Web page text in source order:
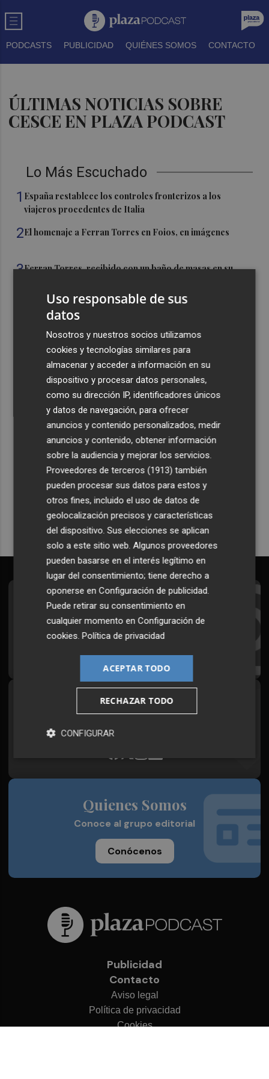
PODCASTS PUBLICIDAD QUIÉNES SOMOS CONTACTO
ÚLTIMAS NOTICIAS SOBRE
CESCE EN PLAZA PODCAST
Lo Más Escuchado
1 España restablece los controles fronterizos a los
viajeros procedentes de Italia
2El homenaje a Ferran Torres en Foios, en imágenes
3Ferran Torres, recibido con un baño de masas en su
Foios se vuelca con Ferran Torres
La serie murciana protagonizada por un conejo de
peluche malhablado y gamberro que triunfa en las
redes: así es 'Yván y Lolo'
Recibe toda la actualidad de
Plaza Podcast en tu correo
Quiero suscribirme
Suscríbete al Boletín
Todos los días a primera hora en tu email
¡Quiero suscribirme!
Síguenos en redes
Quienes Somos
Conoce al grupo editorial
Conócenos
Publicidad
Contacto
Aviso legal
Política de privacidad
Cookies
Uso responsable de sus
datos
Nosotros y nuestros socios utilizamos
cookies y tecnologías similares para
almacenar y acceder a información en su
dispositivo y procesar datos personales,
como su dirección IP, identificadores únicos
y datos de navegación, para ofrecer
anuncios y contenido personalizados, medir
anuncios y contenido, obtener información
sobre la audiencia y mejorar los servicios.
Proveedores de terceros (1913) también
pueden procesar sus datos para estos y
otros fines, incluido el uso de datos de
geolocalización precisos y características
del dispositivo. Sus elecciones se aplican
solo a este sitio web. Algunos proveedores
pueden basarse en el interés legítimo en
lugar del consentimiento; tiene derecho a
oponerse enConfiguración de publicidad
Puede retirar su consentimiento en
cualquier momento enConfiguración de
cookies .Política de privacidad
ACEPTAR TODO
RECHAZAR TODO
CONFIGURAR